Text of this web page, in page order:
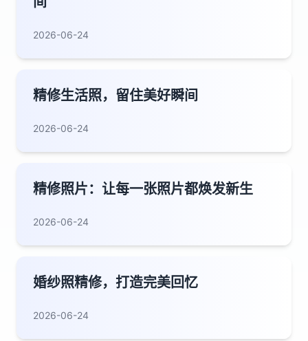
2026-06-24
精修生活照，留住美好瞬间
2026-06-24
精修照片：让每一张照片都焕发新生
2026-06-24
婚纱照精修，打造完美回忆
2026-06-24